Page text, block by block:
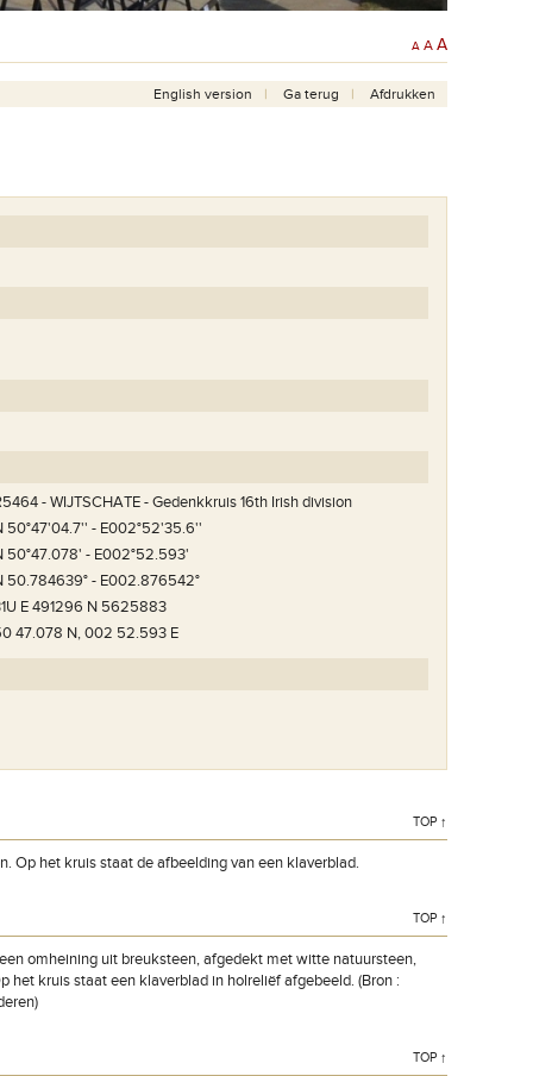
A A A
English version Ga terug Afdrukken
gedenkkruis. Het bovenste deel van het gedenkkruis.
- WIJTSCHATE - Gedenkkruis 16th Irish division
50°47'04.7'' - E002°52'35.6''
50°47.078' - E002°52.593'
50.784639° - E002.876542°
E 491296 N 5625883
47.078 N, 002 52.593 E
TOP ↑
Op het kruis staat de afbeelding van een klaverblad.
TOP ↑
omheining uit breuksteen, afgedekt met witte natuursteen,
kruis staat een klaverblad in holreliëf afgebeeld. (Bron :
TOP ↑